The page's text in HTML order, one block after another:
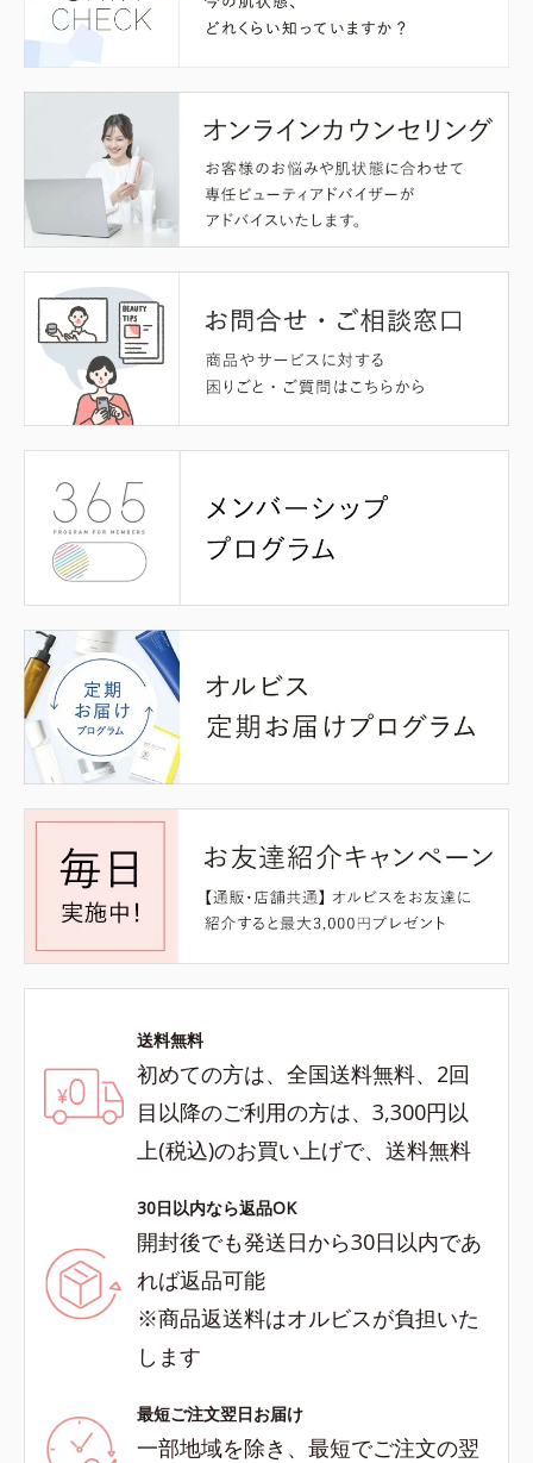
送料無料
初めての方は、全国送料無料、2回
目以降のご利用の方は、3,300円以
上(税込)のお買い上げで、送料無料
30日以内なら返品OK
開封後でも発送日から30日以内であ
れば返品可能
※商品返送料はオルビスが負担いた
します
最短ご注文翌日お届け
一部地域を除き、最短でご注文の翌